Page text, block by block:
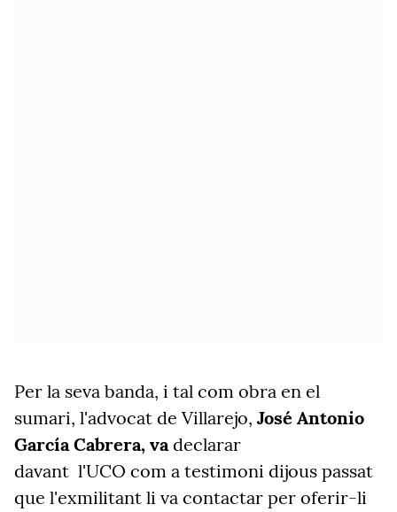
Per la seva banda, i tal com obra en el
sumari, l'advocat de Villarejo, José Antonio
García Cabrera, vadeclarar
davant l'UCO com a testimoni dijous passat
que l'exmilitant li va contactar per oferir-li